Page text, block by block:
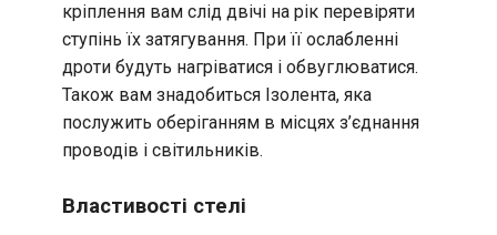
кріплення вам слід двічі на рік перевіряти
ступінь їх затягування. При її ослабленні
дроти будуть нагріватися і обвуглюватися.
Також вам знадобиться Ізолента, яка
послужить оберіганням в місцях з’єднання
проводів і світильників.
Властивості стелі